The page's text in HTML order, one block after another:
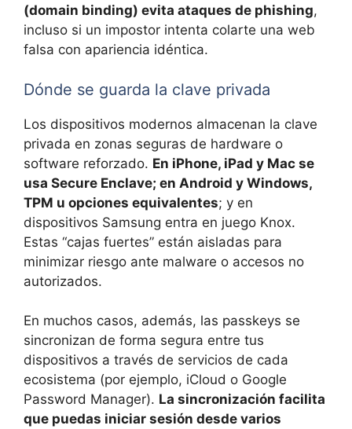
(domain binding) evita ataques de phishing,
incluso si un impostor intenta colarte una web
falsa con apariencia idéntica.
Dónde se guarda la clave privada
Los dispositivos modernos almacenan la clave
privada en zonas seguras de hardware o
software reforzado. En iPhone, iPad y Mac se
usa Secure Enclave; en Android y Windows,
TPM u opciones equivalentes; y en
dispositivos Samsung entra en juego Knox.
Estas “cajas fuertes” están aisladas para
minimizar riesgo ante malware o accesos no
autorizados.
En muchos casos, además, las passkeys se
sincronizan de forma segura entre tus
dispositivos a través de servicios de cada
ecosistema (por ejemplo, iCloud o Google
Password Manager). La sincronización facilita
que puedas iniciar sesión desde varios